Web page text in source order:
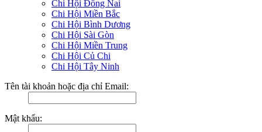
Chi Hội Đồng Nai
Chi Hội Miền Bắc
Chi Hội Bình Dương
Chi Hội Sài Gòn
Chi Hội Miền Trung
Chi Hội Củ Chi
Chi Hội Tây Ninh
Tên tài khoản hoặc địa chỉ Email:
Mật khẩu: